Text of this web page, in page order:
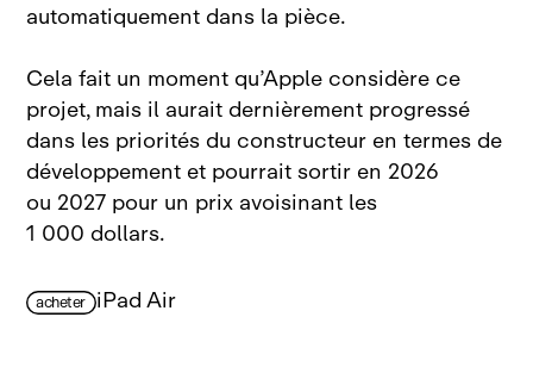
automatiquement dans la pièce.
Cela fait un moment qu’Apple considère ce
projet, mais il aurait dernièrement progressé
dans les priorités du constructeur en termes de
développement et pourrait sortir en 2026
ou 2027 pour un prix avoisinant les
1 000 dollars.
acheter iPad Air